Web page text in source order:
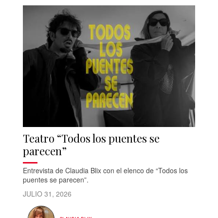
Teatro “Todos los puentes se
parecen”
Entrevista de Claudia Blix con el elenco de “Todos los
puentes se parecen”.
JULIO 31, 2026